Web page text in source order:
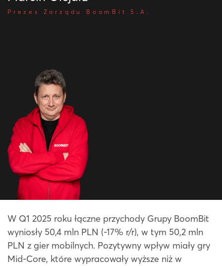
Prezes Zarządu BoomBit S.A.
W Q1 2025 roku łączne przychody Grupy BoomBit
wyniosły 50,4 mln PLN (-17% r/r), w tym 50,2 mln
PLN z gier mobilnych. Pozytywny wpływ miały gry
Mid-Core, które wypracowały wyższe niż w